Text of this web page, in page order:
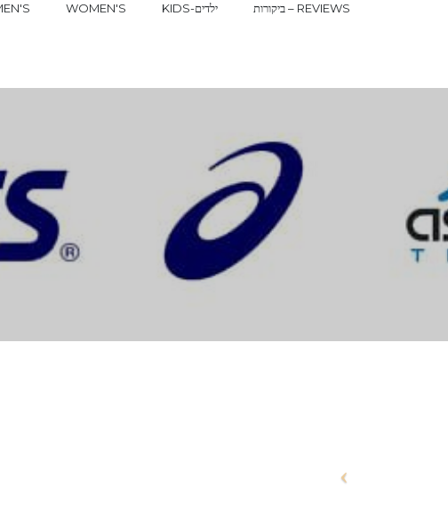
WOMEN'S KIDS-ילדים ביקורות – REVIEWS